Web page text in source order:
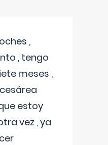
,
, tengo
meses ,
estoy
vez , ya